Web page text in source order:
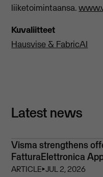
liiketoimintaansa.
Kuvaliitteet
Hausvise & FabricAI
Latest news
Visma strengthens
FatturaElettronica
ARTICLE⏵JUL 2, 2026